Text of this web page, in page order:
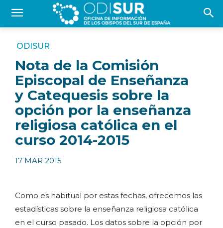
ODISUR
Nota de la Comisión
Episcopal de Enseñanza
y Catequesis sobre la
opción por la enseñanza
religiosa católica en el
curso 2014-2015
17 MAR 2015
Como es habitual por estas fechas, ofrecemos las
estadísticas sobre la enseñanza religiosa católica
en el curso pasado. Los datos sobre la opción por